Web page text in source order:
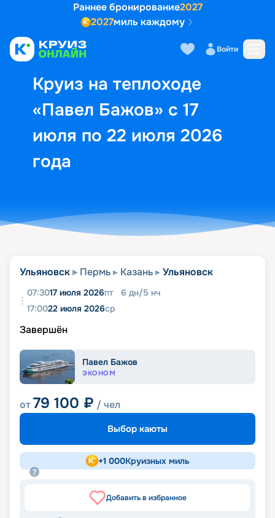
Раннее бронирование2027
2027миль каждому
Войти
Круиз на теплоходе
«Павел Бажов» с 17
июля по 22 июля 2026
года
Выбор кают Маршрут и
Ульяновск Пермь Казань Ульяновск
07:3017 июля 2026пт 6 дн/5 нч
17:0022 июля 2026ср
Завершён
Павел Бажов
ЭКОНОМ
от79 100 ₽ / чел
Выбор каюты
+1 000Круизных миль
Добавить в избранное